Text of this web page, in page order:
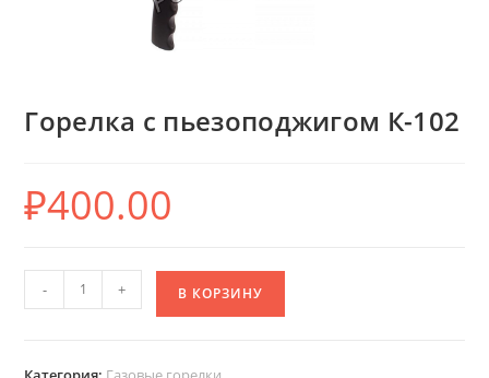
Горелка с пьезоподжигом К-102
₽400.00
- + В КОРЗИНУ